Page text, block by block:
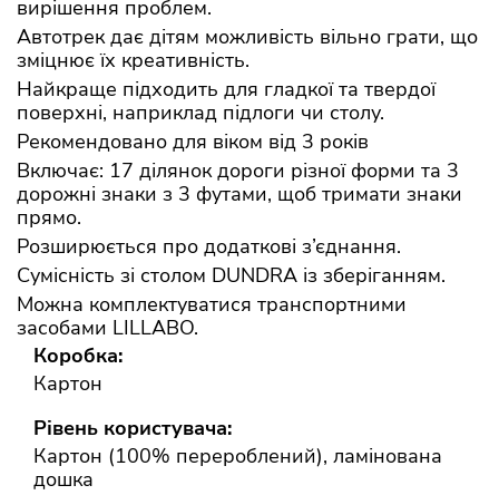
вирішення проблем.
Автотрек дає дітям можливість вільно грати, що
зміцнює їх креативність.
Найкраще підходить для гладкої та твердої
поверхні, наприклад підлоги чи столу.
Рекомендовано для віком від 3 років
Включає: 17 ділянок дороги різної форми та 3
дорожні знаки з 3 футами, щоб тримати знаки
прямо.
Розширюється про додаткові з’єднання.
Сумісність зі столом DUNDRA із зберіганням.
Можна комплектуватися транспортними
засобами LILLABO.
Коробка:
Картон
Рівень користувача:
Картон (100% перероблений), ламінована
дошка